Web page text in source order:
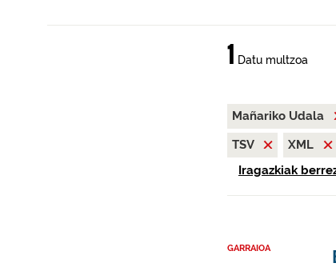
1 Datu multzoa
Mañariko Udala
TSV
XML
Iragazkiak
GARRAIOA